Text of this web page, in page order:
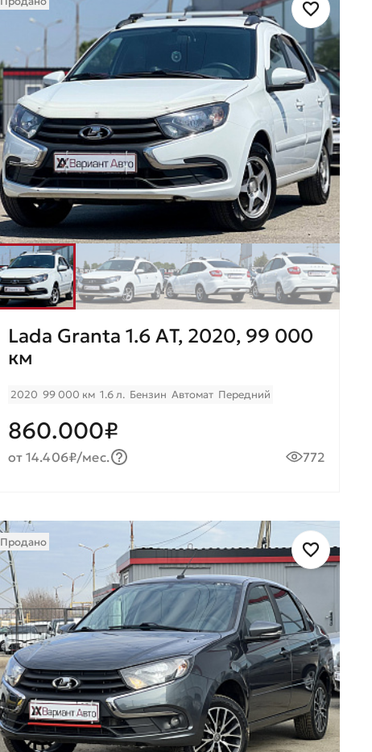
Lada Granta 1.6 AТ, 2020, 99 000
км
2020 99 000 км 1.6 л. Бензин Автомат Передний
860.000₽
от 14.406₽/мес. 772
Продано